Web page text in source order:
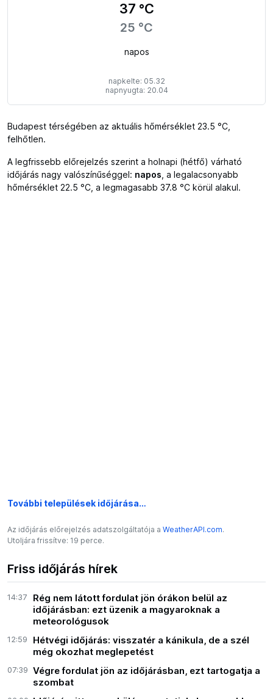
37 °C
25 °C
napos
napkelte: 05.32
napnyugta: 20.04
Budapest térségében az aktuális hőmérséklet 23.5 °C,
felhőtlen.
A legfrissebb előrejelzés szerint a holnapi (hétfő) várható
időjárás nagy valószínűséggel: napos , a legalacsonyabb
hőmérséklet 22.5 °C, a legmagasabb 37.8 °C körül alakul.
További települések időjárása…
Az időjárás előrejelzés adatszolgáltatója a WeatherAPI.com.
Utoljára frissítve: 19 perce.
Friss időjárás hírek
14:37
Rég nem látott fordulat jön órákon belül az
időjárásban: ezt üzenik a magyaroknak a
meteorológusok
12:59
Hétvégi időjárás: visszatér a kánikula, de a szél
még okozhat meglepetést
07:39 Végre fordulat jön az időjárásban, ezt tartogatja a
szombat